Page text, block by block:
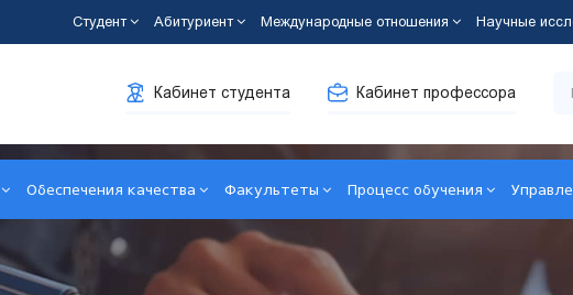
Студент Абитуриент Международные отношения Научные
Кабинет студента Кабинет профессора
Обеспечения качества Факультеты Процесс обучения